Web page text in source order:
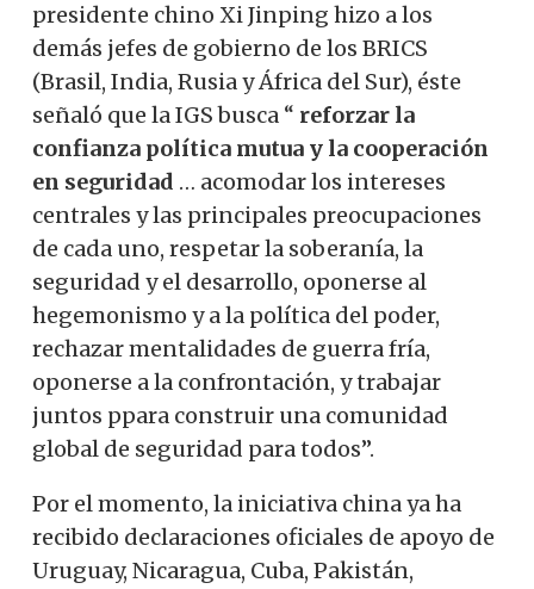
presidente chino Xi Jinping hizo a los
demás jefes de gobierno de los BRICS
(Brasil, India, Rusia y África del Sur), éste
señaló que la IGS busca “ reforzar la
confianza política mutua y la cooperación
en seguridad … acomodar los intereses
centrales y las principales preocupaciones
de cada uno, respetar la soberanía, la
seguridad y el desarrollo, oponerse al
hegemonismo y a la política del poder,
rechazar mentalidades de guerra fría,
oponerse a la confrontación, y trabajar
juntos ppara construir una comunidad
global de seguridad para todos”.
Por el momento, la iniciativa china ya ha
recibido declaraciones oficiales de apoyo de
Uruguay, Nicaragua, Cuba, Pakistán,